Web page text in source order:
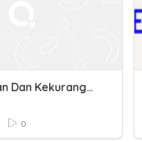
Quiz Kelebihan Dan Kekurangan Sosial Media: Penggunaan Untuk Berkomunikasi
0